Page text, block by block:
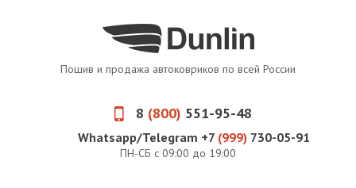
Пошив и продажа автоковриков по всей России
8 (800) 551-95-48
Whatsapp/Telegram +7 (999) 730-05-91
ПН-СБ с 09:00 до 19:00